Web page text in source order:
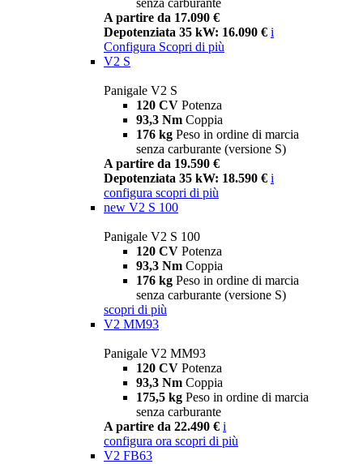
senza carburante
A partire da 17.090 €
Depotenziata 35 kW: 16.090 € i
Configura Scopri di più
V2 S
Panigale V2 S
120 CV Potenza
93,3 Nm Coppia
176 kg Peso in ordine di marcia
senza carburante (versione S)
A partire da 19.590 €
Depotenziata 35 kW: 18.590 € i
configura scopri di più
new V2 S 100
Panigale V2 S 100
120 CV Potenza
93,3 Nm Coppia
176 kg Peso in ordine di marcia
senza carburante (versione S)
scopri di più
V2 MM93
Panigale V2 MM93
120 CV Potenza
93,3 Nm Coppia
175,5 kg Peso in ordine di marcia
senza carburante
A partire da 22.490 € i
configura ora scopri di più
V2 FB63